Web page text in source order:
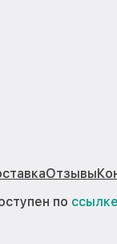
Отзывы
по